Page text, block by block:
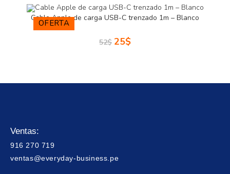
OFERTA
Cable Apple de carga USB-C trenzado 1m – Blanco
52$ 25$
Ventas:
916 270 719
ventas@everyday-business.pe